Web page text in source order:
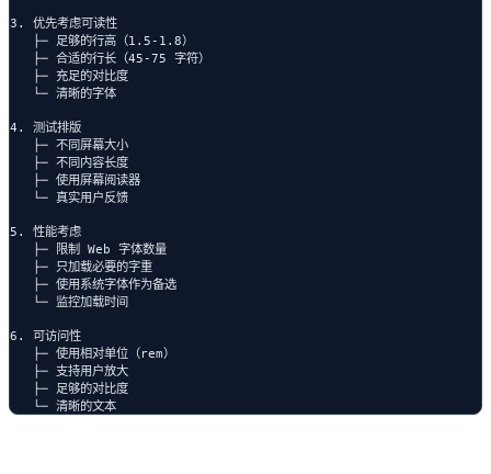
3. 优先考虑可读性
   ├─ 足够的行高（1.5-1.8）
   ├─ 合适的行长（45-75 字符）
   ├─ 充足的对比度
   └─ 清晰的字体
4. 测试排版
   ├─ 不同屏幕大小
   ├─ 不同内容长度
   ├─ 使用屏幕阅读器
   └─ 真实用户反馈
5. 性能考虑
   ├─ 限制 Web 字体数量
   ├─ 只加载必要的字重
   ├─ 使用系统字体作为备选
   └─ 监控加载时间
6. 可访问性
   ├─ 使用相对单位（rem）
   ├─ 支持用户放大
   ├─ 足够的对比度